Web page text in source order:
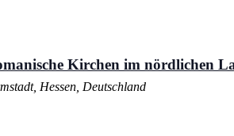
Kirchen im nördlichen
Hessen, Deutschland